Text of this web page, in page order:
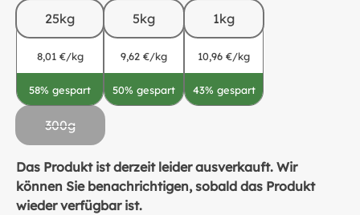
25kg
8,01 €/kg
58% gespart
5kg
9,62 €/kg
50% gespart
1kg
10,96 €/kg
43% gespart
300g
Das Produkt ist derzeit leider ausverkauft. Wir
können Sie benachrichtigen, sobald das Produkt
wieder verfügbar ist.